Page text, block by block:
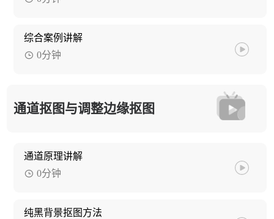
综合案例讲解
0分钟
通道抠图与调整边缘抠图
通道原理讲解
0分钟
纯黑背景抠图方法